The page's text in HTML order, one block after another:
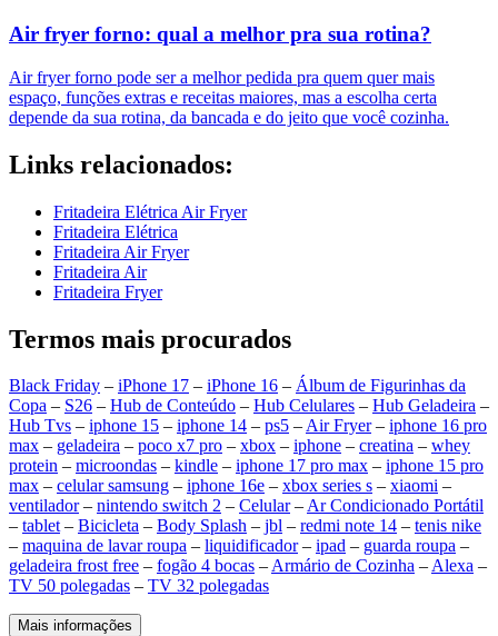
Air fryer forno: qual a melhor pra sua rotina?
Air fryer forno pode ser a melhor pedida pra quem quer mais
espaço, funções extras e receitas maiores, mas a escolha certa
depende da sua rotina, da bancada e do jeito que você cozinha.
Links relacionados:
Fritadeira Elétrica Air Fryer
Fritadeira Elétrica
Fritadeira Air Fryer
Fritadeira Air
Fritadeira Fryer
Termos mais procurados
Black Friday – iPhone 17 – iPhone 16 – Álbum de Figurinhas da
Copa – S26 – Hub de Conteúdo – Hub Celulares – Hub Geladeira –
Hub Tvs – iphone 15 – iphone 14 – ps5 –Air Fryer– iphone 16 pro
max – geladeira – poco x7 pro – xbox – iphone – creatina – whey
protein – microondas – kindle – iphone 17 pro max – iphone 15 pro
max – celular samsung – iphone 16e – xbox series s – xiaomi –
ventilador– nintendo switch 2 – Celular–Ar Condicionado Portátil
– tablet– Bicicleta – Body Splash – jbl – redmi note 14 – tenis nike
– maquina de lavar roupa – liquidificador– ipad – guarda roupa –
geladeira frost free – fogão 4 bocas –Armário de Cozinha –Alexa –
TV 50 polegadas – TV 32 polegadas
Mais informações